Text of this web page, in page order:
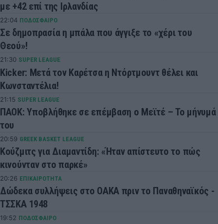
με +42 επί της Ιρλανδίας
22:04 ΠΟΔΟΣΦΑΙΡΟ
Σε δημοπρασία η μπάλα που άγγιξε το «χέρι του
Θεού»!
21:30 SUPER LEAGUE
Kicker: Μετά τον Καρέτσα η Ντόρτμουντ θέλει και
Κωνσταντέλια!
21:15 SUPER LEAGUE
ΠΑΟΚ: Υποβλήθηκε σε επέμβαση ο Μεϊτέ – Το μήνυμά
του
20:59 GREEK BASKET LEAGUE
Κούζμιτς για Διαμαντίδη: «Ήταν απίστευτο το πώς
κινούνταν στο παρκέ»
20:26 ΕΠΙΚΑΙΡΟΤΗΤΑ
Δώδεκα συλλήψεις στο ΟΑΚΑ πριν το Παναθηναϊκός -
ΤΣΣΚΑ 1948
19:52 ΠΟΔΟΣΦΑΙΡΟ